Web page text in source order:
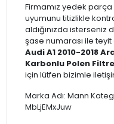
Firmamız yedek parça
uyumunu titizlikle
aldığınızda isterseniz
şase numarası ile teyit
Audi A1 2010-2018
Karbonlu Polen
için lütfen bizimle
Marka Adı: Mann
MbLjEMxJuw